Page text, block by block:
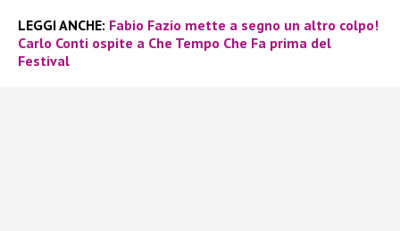
LEGGI ANCHE: Fabio Fazio mette a segno un altro colpo!
Carlo Conti ospite a Che Tempo Che Fa prima del
Festival